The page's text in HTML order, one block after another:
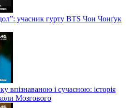
учасник гурту BTS Чон Чонґук
впізнаваною і сучасною: історія
Мозгового